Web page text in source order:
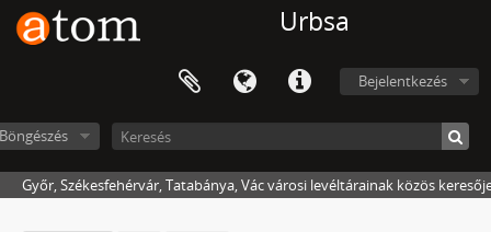
Urbsa
Bejelentkezés
Győr, Székesfehérvár, Tatabánya, Vác városi levéltárainak közös